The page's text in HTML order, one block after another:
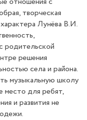
творческая
Лунёва В.И.
родительской
решения
села и района.
музыкальную школу
место для ребят,
и развития не